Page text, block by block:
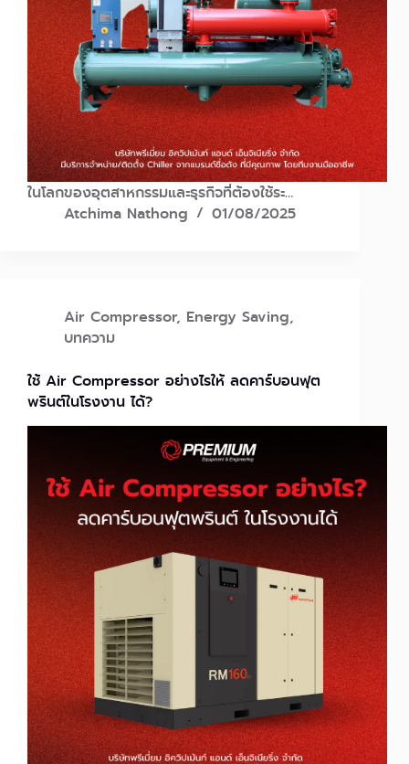
ในโลกของอุตสาหกรรมและธุรกิจที่ต้องใช้ระ…
Atchima Nathong
01/08/2025
Air Compressor, Energy Saving,
บทความ
ใช้ Air Compressor อย่างไรให้ ลดคาร์บอนฟุต
พรินต์ในโรงงาน ได้?